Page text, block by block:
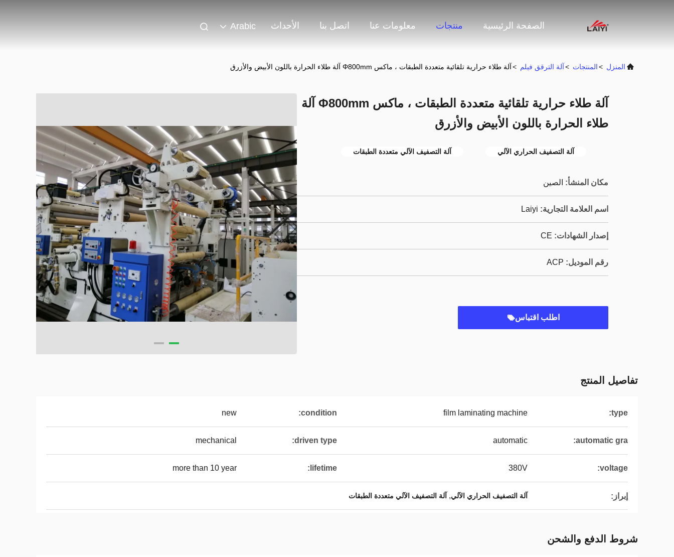
الصفحة الرئيسية منتجات معلومات عنا اتصل بنا الأحداث Arabic
المنزل >المنتجات >آلة الترقق فيلم >آلة طلاء حرارية تلقائية متعددة الطبقات ، ماكس Φ800mm آلة طلاء الحرارة باللون الأبيض والأزرق
آلة طلاء حرارية تلقائية متعددة الطبقات ، ماكس Φ800mm آلة
طلاء الحرارة باللون الأبيض والأزرق
آلة التصفيف الحراري الآلي آلة التصفيف الآلي متعددة الطبقات
مكان المنشأ: الصين
اسم العلامة التجارية: Laiyi
إصدار الشهادات: CE
رقم الموديل: ACP
اطلب اقتباس
تفاصيل المنتج
type:
film laminating machine
condition:
new
automatic gra:
automatic
driven type:
mechanical
voltage:
380V
lifetime:
more than 10 year
إبراز: آلة التصفيف الحراري الآلي, آلة التصفيف الآلي متعددة الطبقات
شروط الدفع والشحن